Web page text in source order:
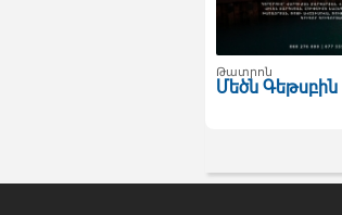
Թատրոն
Մեծն Գեթսբին